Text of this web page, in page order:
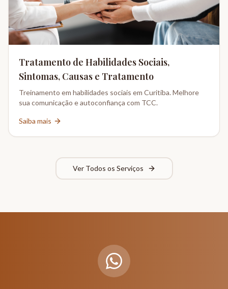
Tratamento de Habilidades Sociais,
Sintomas, Causas e Tratamento
Treinamento em habilidades sociais em Curitiba. Melhore
sua comunicação e autoconfiança com TCC.
Saiba mais
Ver Todos os Serviços